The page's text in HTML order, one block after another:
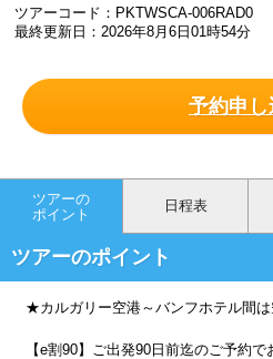
ツアーコード：PKTWSCA-006RAD0
最終更新日：2026年8月6日01時54分
予約申し
ツアーの
ポイント
日程表
ツアーのポイント
★カルガリー空港～バンフホテル間
【e割90】ご出発90日前迄のご予約